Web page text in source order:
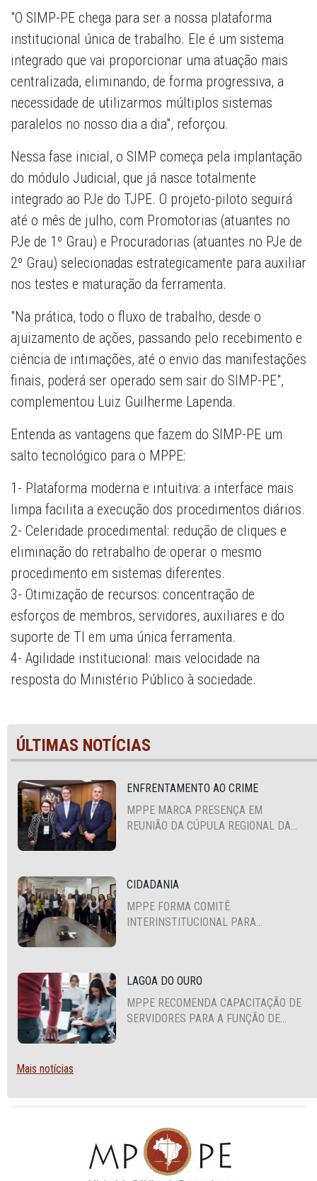
"O SIMP-PE chega para ser a nossa plataforma
institucional única de trabalho. Ele é um sistema
integrado que vai proporcionar uma atuação mais
centralizada, eliminando, de forma progressiva, a
necessidade de utilizarmos múltiplos sistemas
paralelos no nosso dia a dia", reforçou.
Nessa fase inicial, o SIMP começa pela implantação
do módulo Judicial, que já nasce totalmente
integrado ao PJe do TJPE. O projeto-piloto seguirá
até o mês de julho, com Promotorias (atuantes no
PJe de 1º Grau) e Procuradorias (atuantes no PJe de
2º Grau) selecionadas estrategicamente para auxiliar
nos testes e maturação da ferramenta.
"Na prática, todo o fluxo de trabalho, desde o
ajuizamento de ações, passando pelo recebimento e
ciência de intimações, até o envio das manifestações
finais, poderá ser operado sem sair do SIMP-PE",
complementou Luiz Guilherme Lapenda.
Entenda as vantagens que fazem do SIMP-PE um
salto tecnológico para o MPPE:
1- Plataforma moderna e intuitiva: a interface mais
limpa facilita a execução dos procedimentos diários.
2- Celeridade procedimental: redução de cliques e
eliminação do retrabalho de operar o mesmo
procedimento em sistemas diferentes.
3- Otimização de recursos: concentração de
esforços de membros, servidores, auxiliares e do
suporte de TI em uma única ferramenta.
4- Agilidade institucional: mais velocidade na
resposta do Ministério Público à sociedade.
ÚLTIMAS NOTÍCIAS
ENFRENTAMENTO AO CRIME
MPPE MARCA PRESENÇA EM
REUNIÃO DA CÚPULA REGIONAL DA
CIDADANIA
MPPE FORMA COMITÊ
INTERINSTITUCIONAL PARA
LAGOA DO OURO
MPPE RECOMENDA CAPACITAÇÃO DE
SERVIDORES PARA A FUNÇÃO DE
Mais notícias